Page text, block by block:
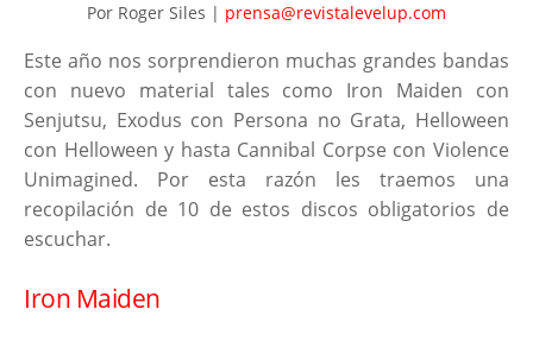
Por Roger Siles | prensa@revistalevelup.com
Este año nos sorprendieron muchas grandes bandas
con nuevo material tales como Iron Maiden con
Senjutsu, Exodus con Persona no Grata, Helloween
con Helloween y hasta Cannibal Corpse con Violence
Unimagined. Por esta razón les traemos una
recopilación de 10 de estos discos obligatorios de
escuchar.
Iron Maiden